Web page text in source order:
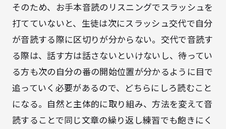
そのため、お手本音読のリスニングでスラッシュを
打てていないと、生徒は次にスラッシュ交代で自分
が音読する際に区切りが分からない。交代で音読す
る際は、話す方は話さないといけないし、待ってい
る方も次の自分の番の開始位置が分かるように目で
追っていく必要があるので、どちらにしろ読むこと
になる。自然と主体的に取り組み、方法を変えて音
読することで同じ文章の繰り返し練習でも飽きにく